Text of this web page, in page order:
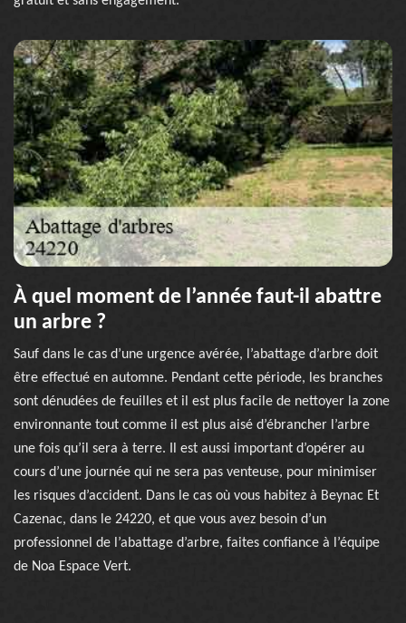
À quel moment de l’année faut-il abattre
un arbre ?
Sauf dans le cas d’une urgence avérée, l’abattage d’arbre doit
être effectué en automne. Pendant cette période, les branches
sont dénudées de feuilles et il est plus facile de nettoyer la zone
environnante tout comme il est plus aisé d’ébrancher l’arbre
une fois qu’il sera à terre. Il est aussi important d’opérer au
cours d’une journée qui ne sera pas venteuse, pour minimiser
les risques d’accident. Dans le cas où vous habitez à Beynac Et
Cazenac, dans le 24220, et que vous avez besoin d’un
professionnel de l’abattage d’arbre, faites confiance à l’équipe
de Noa Espace Vert.